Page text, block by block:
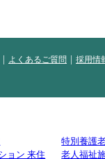
よくあるご質問 採用情
ョン 来住
特別養護
老人福祉